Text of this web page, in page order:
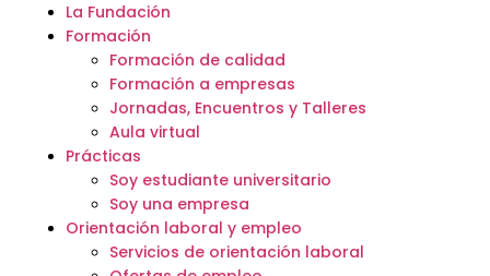
La Fundación
Formación
Formación de calidad
Formación a empresas
Jornadas, Encuentros y Talleres
Aula virtual
Prácticas
Soy estudiante universitario
Soy una empresa
Orientación laboral y empleo
Servicios de orientación laboral